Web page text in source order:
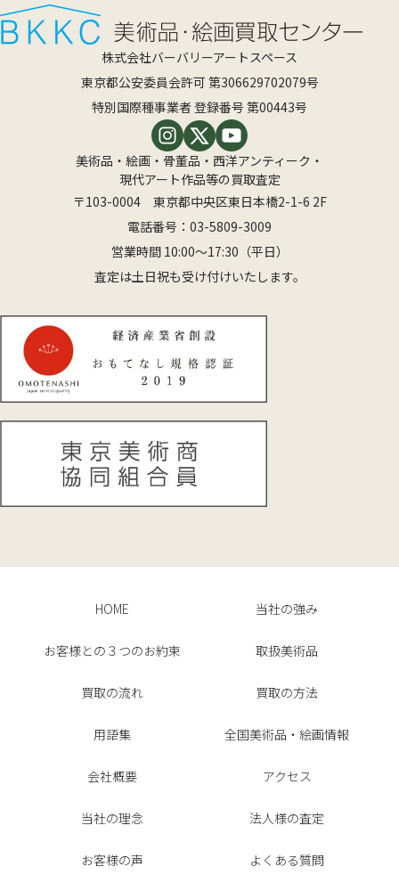
株式会社バーバリーアートスペース
東京都公安委員会許可 第306629702079号
特別国際種事業者 登録番号 第00443号
美術品・絵画・骨董品・西洋アンティーク・
現代アート作品等の買取査定
〒103-0004 東京都中央区東日本橋2-1-6 2F
電話番号： 03-5809-3009
営業時間 10:00〜17:30（平日）
査定は土日祝も受け付けいたします。
HOME 当社の強み
お客様との３つのお約束 取扱美術品
買取の流れ 買取の方法
用語集 全国美術品・絵画情報
会社概要 アクセス
当社の理念 法人様の査定
お客様の声 よくある質問